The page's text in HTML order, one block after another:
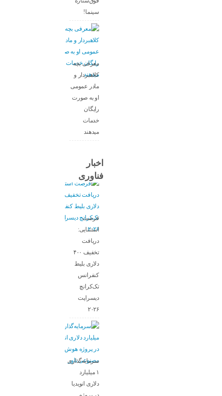
سینما!
معرفی بچه
کلاهبردار و
مادر عمومی
او به صورت
رایگان
خدمات
میدهند
اخبار
فناوری
فرصت
استثنایی:
دریافت
تخفیف ۴۰۰
دلاری بلیط
کنفرانس
تک‌کرانچ
دیسراپت
۲۰۲۶
سرمایه‌گذاری
۱ میلیارد
دلاری انویدیا